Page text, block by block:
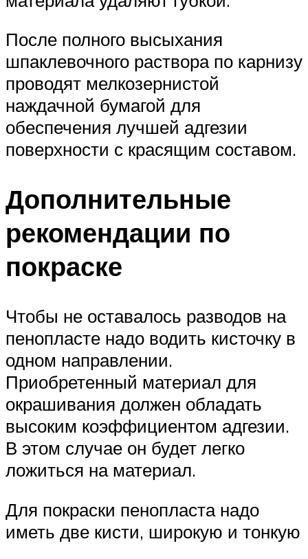
После полного высыхания
шпаклевочного раствора по карнизу
проводят мелкозернистой
наждачной бумагой для
обеспечения лучшей адгезии
поверхности с красящим составом.
Дополнительные
рекомендации по
покраске
Чтобы не оставалось разводов на
пенопласте надо водить кисточку в
одном направлении.
Приобретенный материал для
окрашивания должен обладать
высоким коэффициентом адгезии.
В этом случае он будет легко
ложиться на материал.
Для покраски пенопласта надо
иметь две кисти, широкую и тонкую